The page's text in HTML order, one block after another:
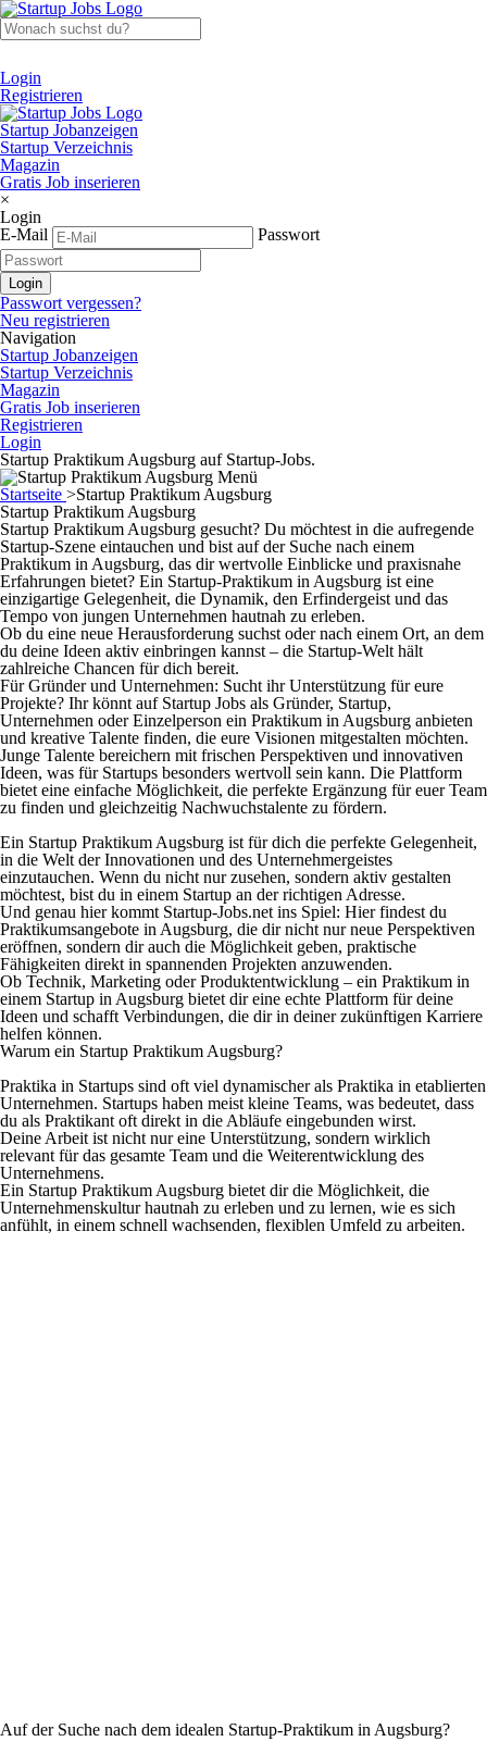
Login
Registrieren
Startup Jobanzeigen
Startup Verzeichnis
Magazin
Gratis Job inserieren
×
Login
E-Mail
Passwort
Passwort vergessen?
Neu registrieren
Navigation
Startup Jobanzeigen
Startup Verzeichnis
Magazin
Gratis Job inserieren
Registrieren
Login
Startup Praktikum Augsburg auf Startup-Jobs.
Startseite >Startup Praktikum Augsburg
Startup Praktikum Augsburg
Startup Praktikum Augsburg gesucht? Du möchtest in die aufregende
Startup-Szene eintauchen und bist auf der Suche nach einem
Praktikum in Augsburg, das dir wertvolle Einblicke und praxisnahe
Erfahrungen bietet? Ein Startup-Praktikum in Augsburg ist eine
einzigartige Gelegenheit, die Dynamik, den Erfindergeist und das
Tempo von jungen Unternehmen hautnah zu erleben.
Ob du eine neue Herausforderung suchst oder nach einem Ort, an dem
du deine Ideen aktiv einbringen kannst – die Startup-Welt hält
zahlreiche Chancen für dich bereit.
Für Gründer und Unternehmen: Sucht ihr Unterstützung für eure
Projekte? Ihr könnt auf Startup Jobs als Gründer, Startup,
Unternehmen oder Einzelperson ein Praktikum in Augsburg anbieten
und kreative Talente finden, die eure Visionen mitgestalten möchten.
Junge Talente bereichern mit frischen Perspektiven und innovativen
Ideen, was für Startups besonders wertvoll sein kann. Die Plattform
bietet eine einfache Möglichkeit, die perfekte Ergänzung für euer Team
zu finden und gleichzeitig Nachwuchstalente zu fördern.
Ein Startup Praktikum Augsburg ist für dich die perfekte Gelegenheit,
in die Welt der Innovationen und des Unternehmergeistes
einzutauchen. Wenn du nicht nur zusehen, sondern aktiv gestalten
möchtest, bist du in einem Startup an der richtigen Adresse.
Und genau hier kommt Startup-Jobs.net ins Spiel: Hier findest du
Praktikumsangebote in Augsburg, die dir nicht nur neue Perspektiven
eröffnen, sondern dir auch die Möglichkeit geben, praktische
Fähigkeiten direkt in spannenden Projekten anzuwenden.
Ob Technik, Marketing oder Produktentwicklung – ein Praktikum in
einem Startup in Augsburg bietet dir eine echte Plattform für deine
Ideen und schafft Verbindungen, die dir in deiner zukünftigen Karriere
helfen können.
Warum ein Startup Praktikum Augsburg?
Praktika in Startups sind oft viel dynamischer als Praktika in etablierten
Unternehmen. Startups haben meist kleine Teams, was bedeutet, dass
du als Praktikant oft direkt in die Abläufe eingebunden wirst.
Deine Arbeit ist nicht nur eine Unterstützung, sondern wirklich
relevant für das gesamte Team und die Weiterentwicklung des
Unternehmens.
Ein Startup Praktikum Augsburg bietet dir die Möglichkeit, die
Unternehmenskultur hautnah zu erleben und zu lernen, wie es sich
anfühlt, in einem schnell wachsenden, flexiblen Umfeld zu arbeiten.
Auf der Suche nach dem idealen Startup-Praktikum in Augsburg?